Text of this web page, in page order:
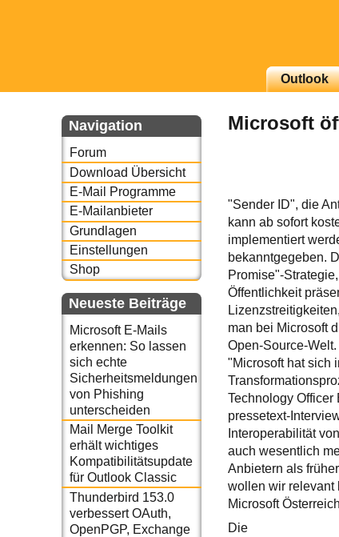
Outlook
Navigation
Forum
Download Übersicht
E-Mail Programme
E-Mailanbieter
Grundlagen
Einstellungen
Shop
Neueste Beiträge
Microsoft E-Mails
erkennen: So lassen
sich echte
Sicherheitsmeldungen
von Phishing
unterscheiden
Mail Merge Toolkit
erhält wichtiges
Kompatibilitätsupdate
für Outlook Classic
Thunderbird 153.0
verbessert OAuth,
OpenPGP, Exchange
Microsoft
"Sender ID", die
kann ab sofort
implementiert
bekanntgegeben.
Promise"-
Öffentlichkeit
man bei Microsoft
Open-Source-Welt.
"Microsoft hat sich
Technology Officer
pressetext-
Interoperabilität
auch wesentlich
Anbietern als
wollen wir relevant
Microsoft
Die
oder auch